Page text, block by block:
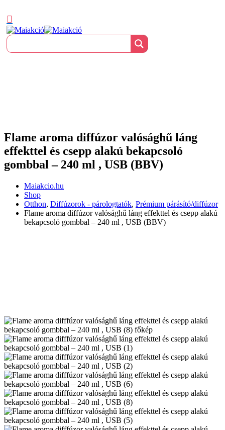
Flame aroma diffúzor valósághű láng
effekttel és csepp alakú bekapcsoló
gombbal – 240 ml , USB (BBV)
Maiakcio.hu
Shop
Otthon, Diffúzorok - párologtatók, Prémium párásító/diffúzor
Flame aroma diffúzor valósághű láng effekttel és csepp alakú
bekapcsoló gombbal – 240 ml , USB (BBV)